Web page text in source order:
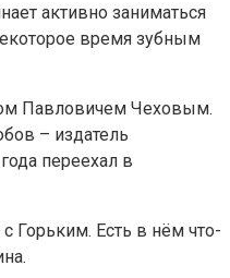
активно заниматься
время зубным
Павловичем Чеховым.
– издатель
переехал в
Горьким. Есть в нём что-